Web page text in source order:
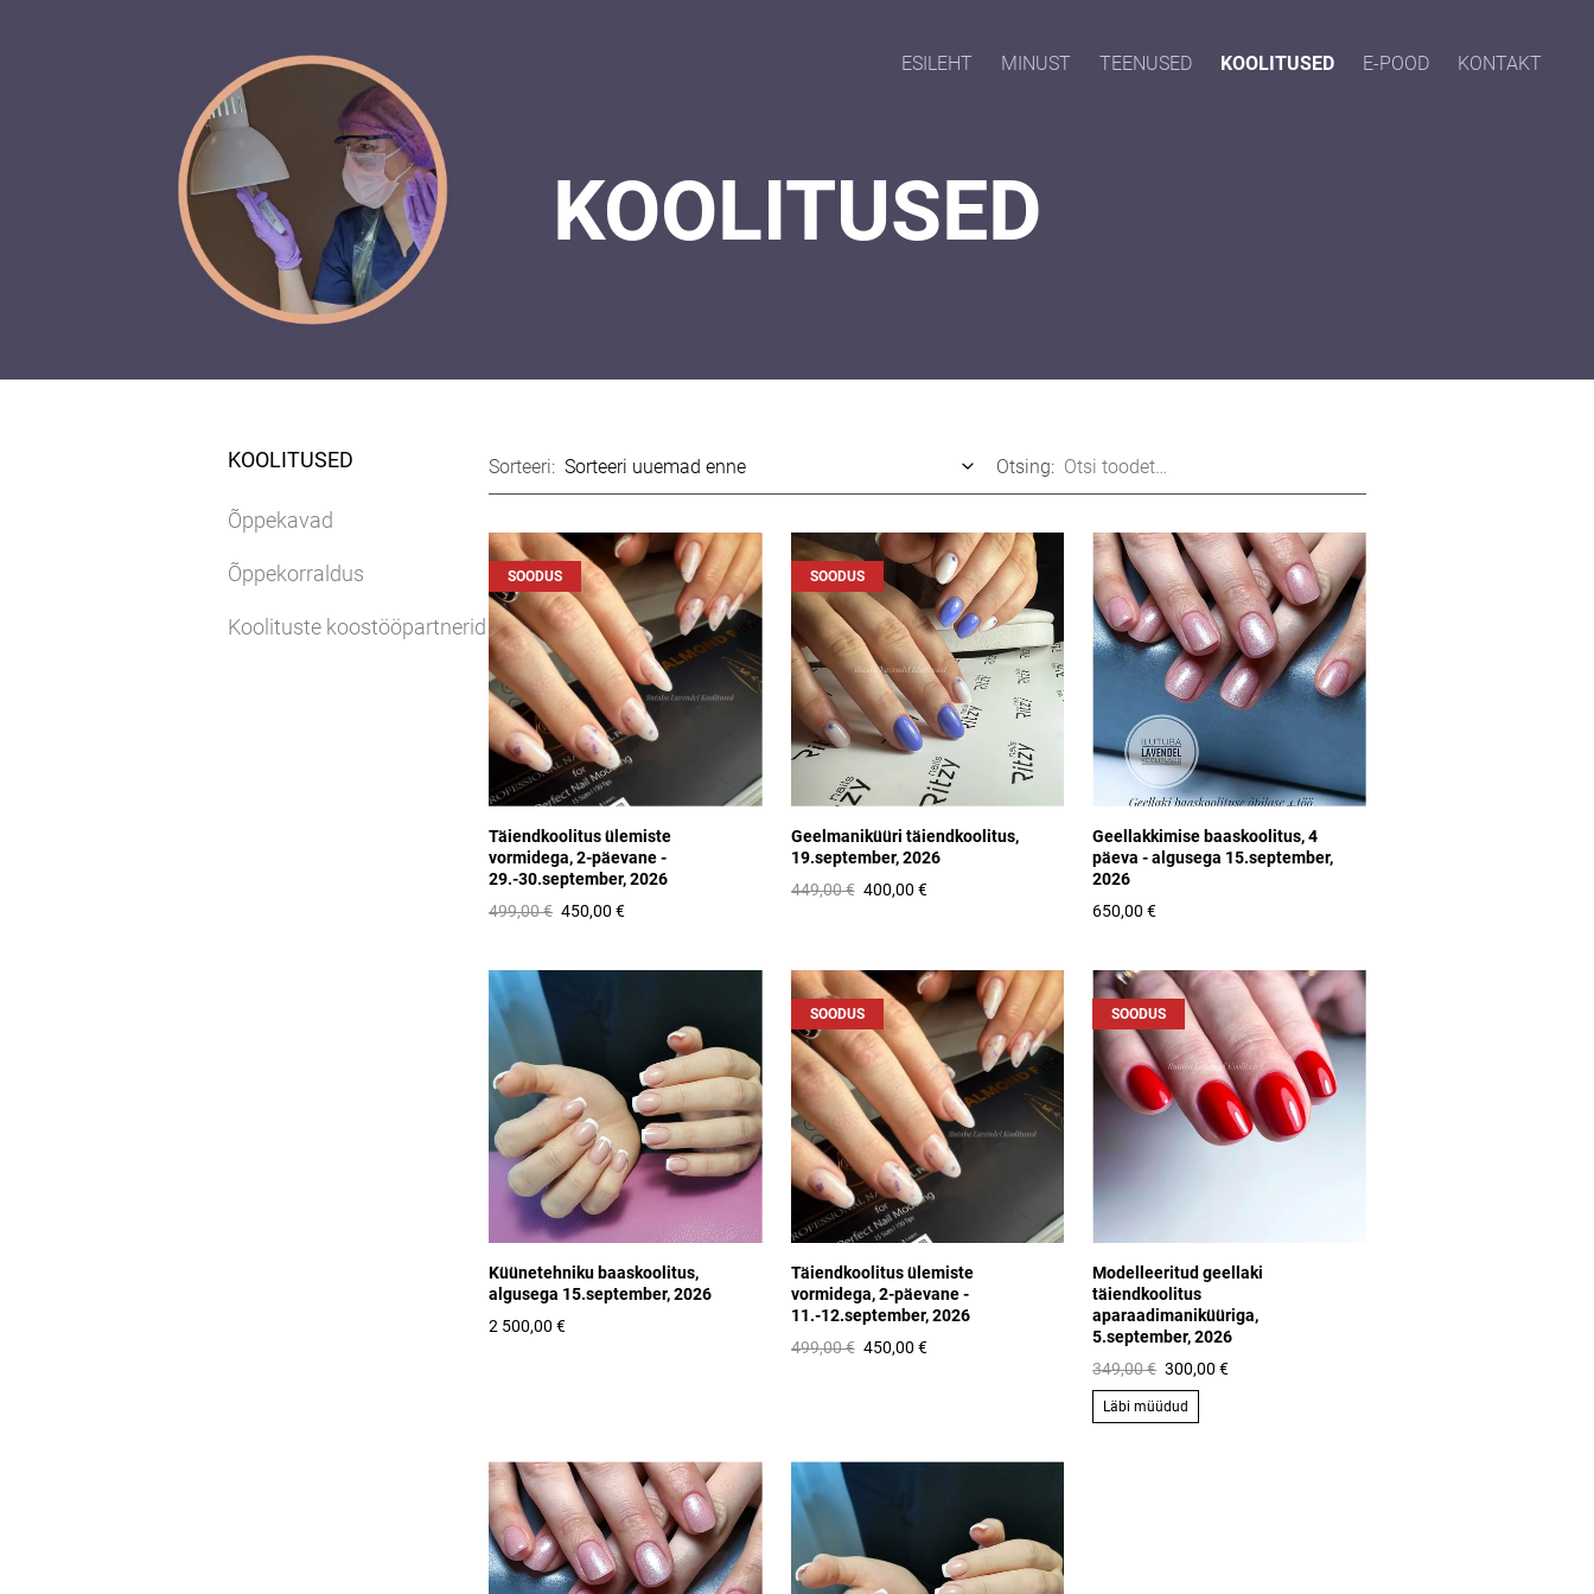
ESILEHT MINUST TEENUSED KOOLITUSED E-POOD KONTAKT
KOOLITUSED
KOOLITUSED
Õppekavad
Õppekorraldus
Koolituste koostööpartnerid
Sorteeri: Otsing:
SOODUS
Täiendkoolitus ülemiste
vormidega, 2-päevane -
29.-30.september, 2026
499,00 € 450,00 €
SOODUS
Geelmaniküüri täiendkoolitus,
19.september, 2026
449,00 € 400,00 €
Geellakkimise baaskoolitus, 4
päeva - algusega 15.september,
2026
650,00 €
Küünetehniku baaskoolitus,
algusega 15.september, 2026
2 500,00 €
SOODUS
Täiendkoolitus ülemiste
vormidega, 2-päevane -
11.-12.september, 2026
499,00 € 450,00 €
SOODUS
Modelleeritud geellaki
täiendkoolitus
aparaadimaniküüriga,
5.september, 2026
349,00 € 300,00 €
Läbi müüdud